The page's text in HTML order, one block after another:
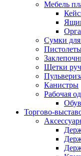
Мебель
Сумки для
Щетки
Канистры
Рабочая
Торгово-